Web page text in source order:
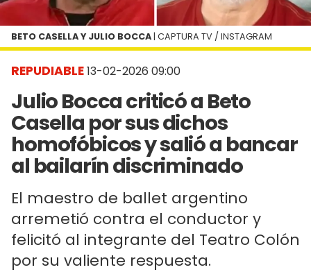
REPUDIABLE13-02-2026 09:00
Julio Bocca criticó a Beto
Casella por sus dichos
homofóbicos y salió a bancar
al bailarín discriminado
El maestro de ballet argentino
arremetió contra el conductor y
felicitó al integrante del Teatro Colón
por su valiente respuesta.
BETO CASELLA Y JULIO BOCCA | CAPTURA TV / INSTAGRAM